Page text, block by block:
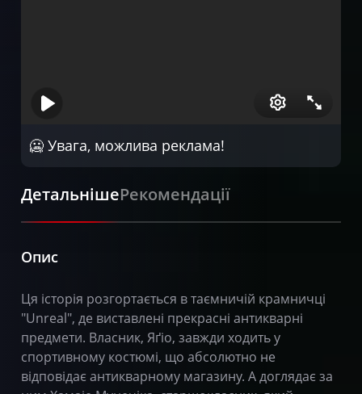
🥶 Увага, можлива реклама!
ДетальнішеРекомендації
Опис
Ця історія розгортається в таємничій крамничці
"Unreal", де виставлені прекрасні антикварні
предмети. Власник, Яґіо, завжди ходить у
спортивному костюмі, що абсолютно не
відповідає антикварному магазину. А доглядає за